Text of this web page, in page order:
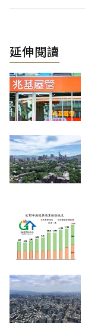
延伸閱讀